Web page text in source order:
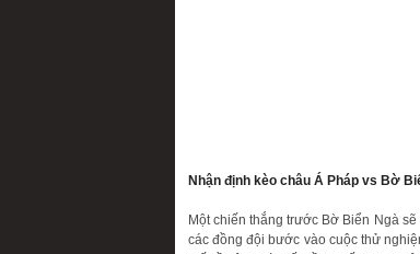
Nhận định kèo châu Á Pháp vs Bờ
Một chiến thắng trước Bờ Biển Ngà
các đồng đội bước vào cuộc thử